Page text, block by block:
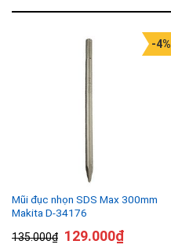
Mũi đục nhọn SDS Max 300mm
Makita D-34176
135.000₫
-4%
129.000₫